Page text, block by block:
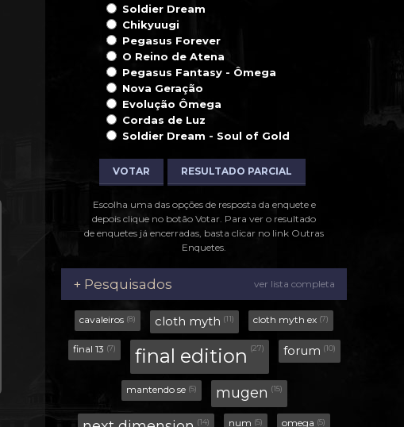
Soldier Dream
Chikyuugi
Pegasus Forever
O Reino de Atena
Pegasus Fantasy - Ômega
Nova Geração
Evolução Ômega
Cordas de Luz
Soldier Dream - Soul of Gold
VOTAR RESULTADO PARCIAL
Escolha uma das opções de resposta da enquete e
depois clique no botão Votar. Para ver o resultado
de enquetes já encerradas, basta clicar no link Outras
Enquetes.
+ Pesquisados ver lista completa